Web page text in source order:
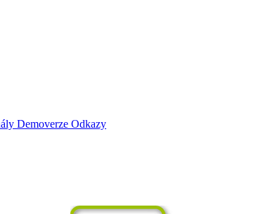
Demoverze Odkazy